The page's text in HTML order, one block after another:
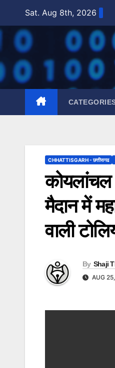
content
Sat. Aug 8th, 2026
CHHATTISGARH - छत्तीसगढ
कोयलांचल
मैदान में
वाली
By Shaji
AUG